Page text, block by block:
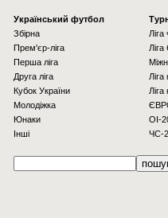
Українcький футбол
Збірна
Прем'єр-ліга
Перша ліга
Друга ліга
Кубок України
Молодіжка
Юнаки
Інші
Ліга
Ліга
OI-
ЧС-